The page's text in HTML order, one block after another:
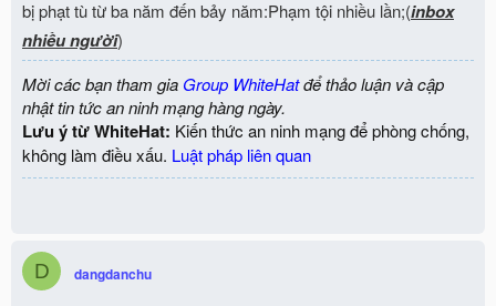
bị phạt tù từ ba năm đến bảy năm:Phạm tội nhiều lần;(inbox
nhiều người)
Mời các bạn tham gia Group WhiteHatđể thảo luận và cập
nhật tin tức an ninh mạng hàng ngày.
Lưu ý từ WhiteHat: Kiến thức an ninh mạng để phòng chống,
không làm điều xấu. Luật pháp liên quan
D dangdanchu